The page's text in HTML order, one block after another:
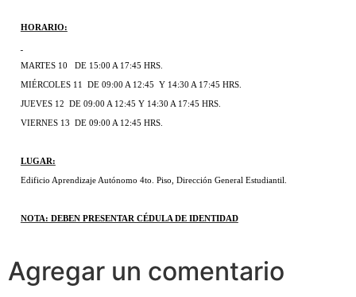
HORARIO:
MARTES 10 DE 15:00 A 17:45 HRS.
MIÉRCOLES 11 DE 09:00 A 12:45 Y 14:30 A 17:45 HRS.
JUEVES 12 DE 09:00 A 12:45 Y 14:30 A 17:45 HRS.
VIERNES 13 DE 09:00 A 12:45 HRS.
LUGAR:
Edificio Aprendizaje Autónomo 4to. Piso, Dirección General Estudiantil.
NOTA: DEBEN PRESENTAR CÉDULA DE IDENTIDAD
Agregar un comentario